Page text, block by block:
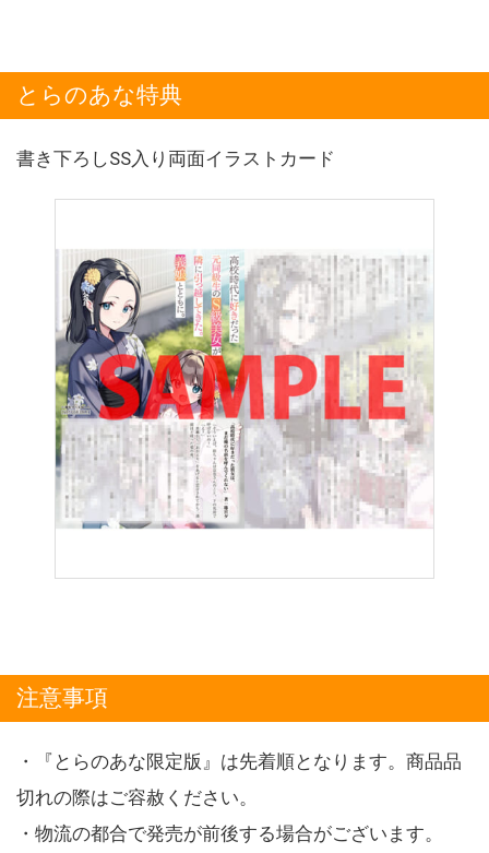
とらのあな特典
書き下ろしSS入り両面イラストカード
注意事項
・『とらのあな限定版』は先着順となります。商品品
切れの際はご容赦ください。
・物流の都合で発売が前後する場合がございます。